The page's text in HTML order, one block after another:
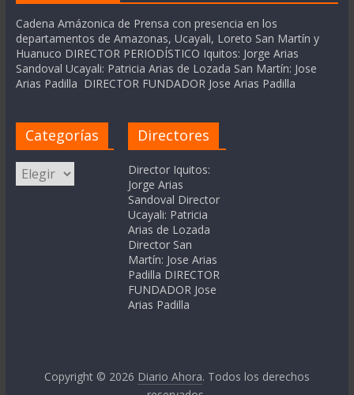
Cadena Amázonica de Prensa con presencia en los
departamentos de Amazonas, Ucayali, Loreto San Martín y
Huanuco DIRECTOR PERIODÍSTICO Iquitos: Jorge Arias
Sandoval Ucayali: Patricia Arias de Lozada San Martín: Jose
Arias Padilla DIRECTOR FUNDADOR Jose Arias Padilla
Categorías
Categorías
Directores
Director Iquitos:
Jorge Arias
Sandoval Director
Ucayali: Patricia
Arias de Lozada
Director San
Martín: Jose Arias
Padilla DIRECTOR
FUNDADOR Jose
Arias Padilla
Copyright © 2026 Diario Ahora. Todos los derechos